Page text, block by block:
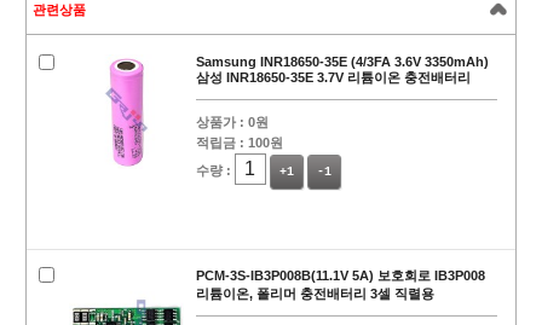
관련상품
Samsung INR18650-35E (4/3FA 3.6V 3350mAh)
삼성 INR18650-35E 3.7V 리튬이온 충전배터리
상품가 : 0원
적립금 : 100원
수량 :
+1 -1
PCM-3S-IB3P008B(11.1V 5A) 보호회로 IB3P008
리튬이온, 폴리머 충전배터리 3셀 직렬용